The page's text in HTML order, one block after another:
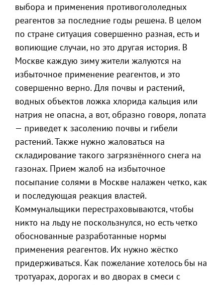
выбора и применения противогололедных
реагентов за последние годы решена. В целом
по стране ситуация совершенно разная, есть и
вопиющие случаи, но это другая история. В
Москве каждую зиму жители жалуются на
избыточное применение реагентов, и это
совершенно верно. Для почвы и растений,
водных объектов ложка хлорида кальция или
натрия не опасна, а вот, образно говоря, лопата
— приведет к засолению почвы и гибели
растений. Также нужно жаловаться на
складирование такого загрязнённого снега на
газонах. Прием жалоб на избыточное
посыпание солями в Москве налажен четко, как
и последующая реакция властей.
Коммунальщики перестраховываются, чтобы
никто на льду не поскользнулся, но есть четко
обоснованные разработанные нормы
применения реагентов. Их нужно жёстко
придерживаться. Как пожелание хотелось бы на
тротуарах, дорогах и во дворах в смеси с